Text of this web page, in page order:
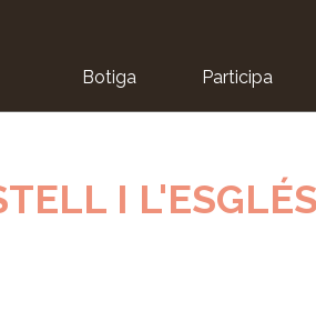
Botiga Participa
I